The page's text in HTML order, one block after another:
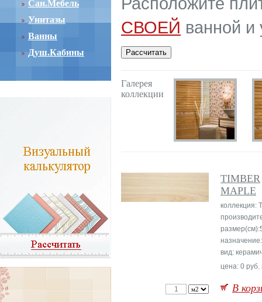
Сан.Мебель
Унитазы
Ванны
Душ.Кабины
СВОЕЙ ванной и
Галерея
коллекции
TIMBER
MAPLE
коллекция:
вид:
цена: 0 руб.
В